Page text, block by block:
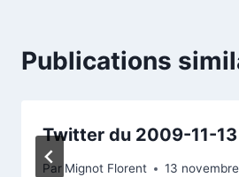
Publications
Twitter du 2009-11-13
Par Mignot Florent 13